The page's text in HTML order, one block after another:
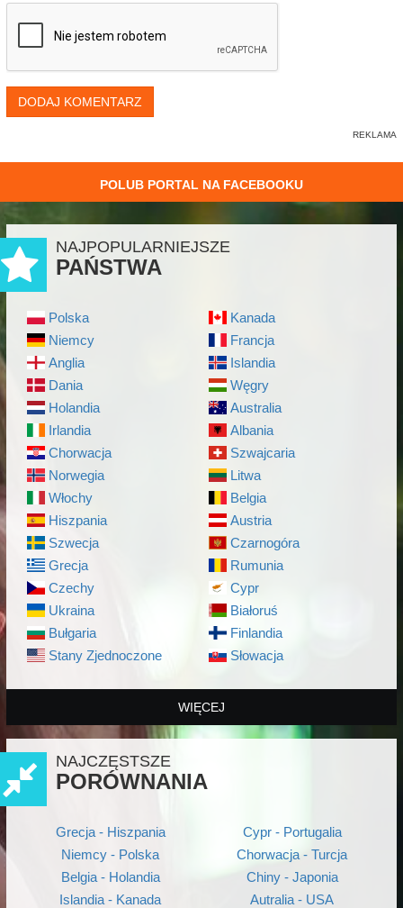
DODAJ KOMENTARZ
POLUB PORTAL NA FACEBOOKU
NAJPOPULARNIEJSZE
PAŃSTWA
Polska
Niemcy
Anglia
Dania
Holandia
Irlandia
Chorwacja
Norwegia
Włochy
Hiszpania
Szwecja
Grecja
Czechy
Ukraina
Bułgaria
Stany Zjednoczone
Kanada
Francja
Islandia
Węgry
Australia
Albania
Szwajcaria
Litwa
Belgia
Austria
Czarnogóra
Rumunia
Cypr
Białoruś
Finlandia
Słowacja
WIĘCEJ
NAJCZĘSTSZE
PORÓWNANIA
Grecja - Hiszpania
Niemcy - Polska
Belgia - Holandia
Islandia - Kanada
Cypr - Portugalia
Chorwacja - Turcja
Chiny - Japonia
Autralia - USA